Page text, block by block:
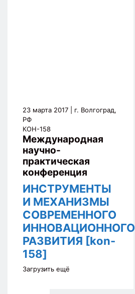
23 марта 2017 | г. Волгоград,
РФ
КОН-158
Международная
научно-
практическая
конференция
ИНСТРУМЕНТЫ
И МЕХАНИЗМЫ
СОВРЕМЕННОГО
ИННОВАЦИОННОГО
РАЗВИТИЯ [kon-
158]
Загрузить ещё